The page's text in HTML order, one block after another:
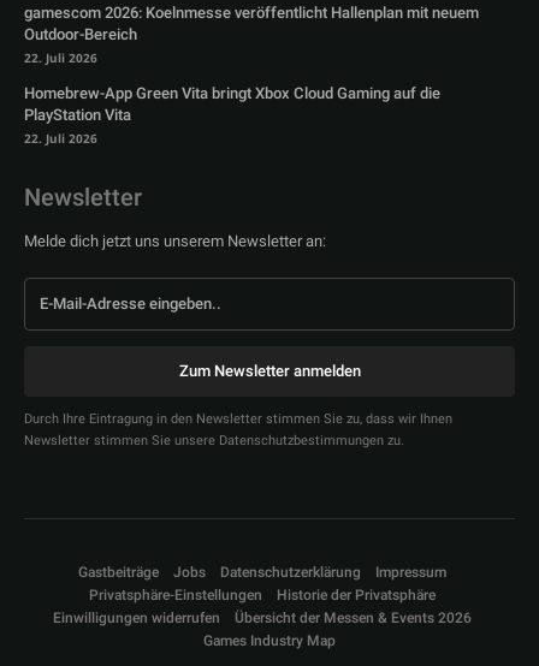
gamescom 2026: Koelnmesse veröffentlicht Hallenplan mit neuem
Outdoor-Bereich
22. Juli 2026
Homebrew-App Green Vita bringt Xbox Cloud Gaming auf die
PlayStation Vita
22. Juli 2026
Newsletter
Melde dich jetzt uns unserem Newsletter an:
Zum Newsletter anmelden
Durch Ihre Eintragung in den Newsletter stimmen Sie zu, dass wir Ihnen
Newsletter stimmen Sie unsere Datenschutzbestimmungen zu.
Gastbeiträge Jobs Datenschutzerklärung
Impressum
Privatsphäre-Einstellungen
Historie der Privatsphäre
Einwilligungen widerrufen
Übersicht der Messen & Events 2026
Games Industry Map